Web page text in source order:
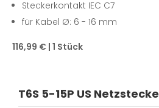
Steckerkontakt IEC C7
für Kabel Ø: 6 - 16 mm
116,99 € | 1 Stück
T6S 5-15P US